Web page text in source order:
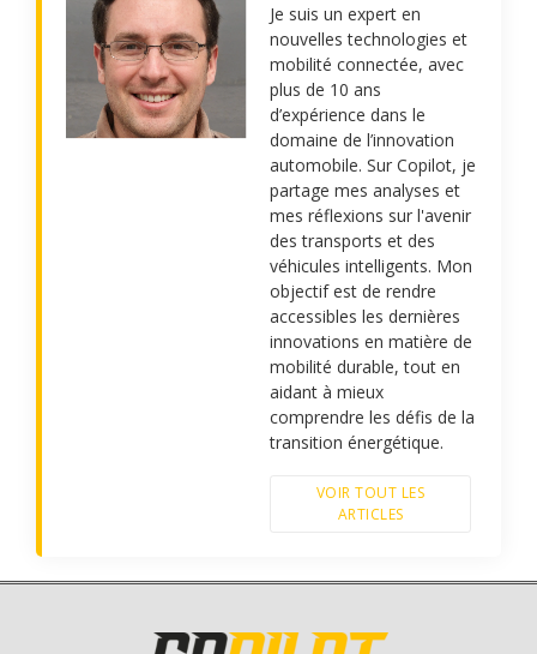
Je suis un expert en
nouvelles technologies et
mobilité connectée, avec
plus de 10 ans
d’expérience dans le
domaine de l’innovation
automobile. Sur Copilot, je
partage mes analyses et
mes réflexions sur l'avenir
des transports et des
véhicules intelligents. Mon
objectif est de rendre
accessibles les dernières
innovations en matière de
mobilité durable, tout en
aidant à mieux
comprendre les défis de la
transition énergétique.
VOIR TOUT LES
ARTICLES